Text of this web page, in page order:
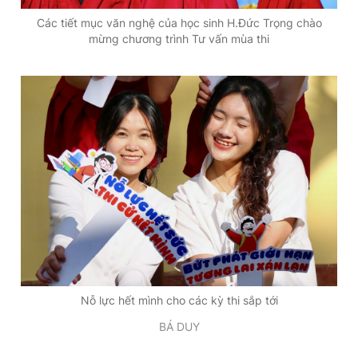
Các tiết mục văn nghệ của học sinh H.Đức Trọng chào
mừng chương trình Tư vấn mùa thi
Nỗ lực hết mình cho các kỳ thi sắp tới
BÁ DUY